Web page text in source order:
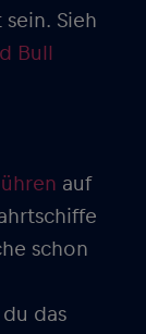
Sieh
Bull
auf
schon
das